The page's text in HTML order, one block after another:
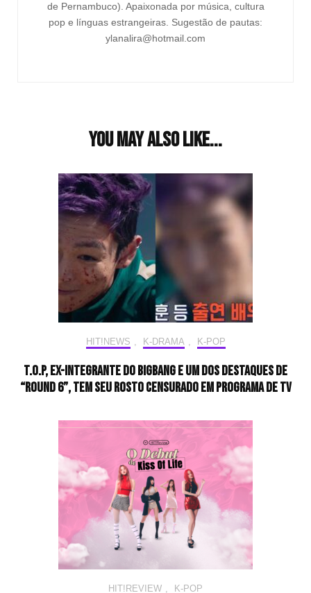
de Pernambuco). Apaixonada por música, cultura
pop e línguas estrangeiras. Sugestão de pautas:
ylanalira@hotmail.com
You may also like...
HIT!NEWS , K-DRAMA , K-POP
T.O.P, ex-integrante do BIGBANG e um dos destaques de
“Round 6”, tem seu rosto censurado em programa de TV
HIT!REVIEW , K-POP